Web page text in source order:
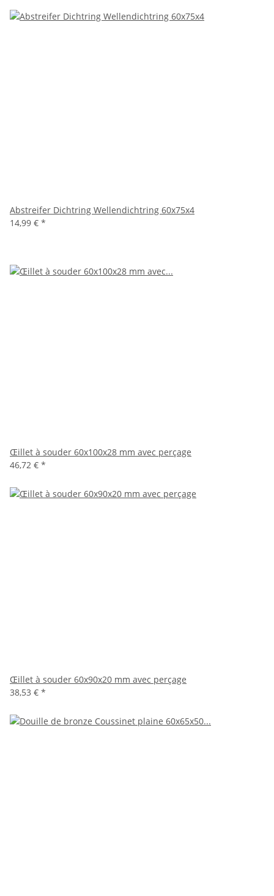
Abstreifer Dichtring Wellendichtring 60x75x4
14,99 € *
Œillet à souder 60x100x28 mm avec perçage
46,72 € *
Œillet à souder 60x90x20 mm avec perçage
38,53 € *